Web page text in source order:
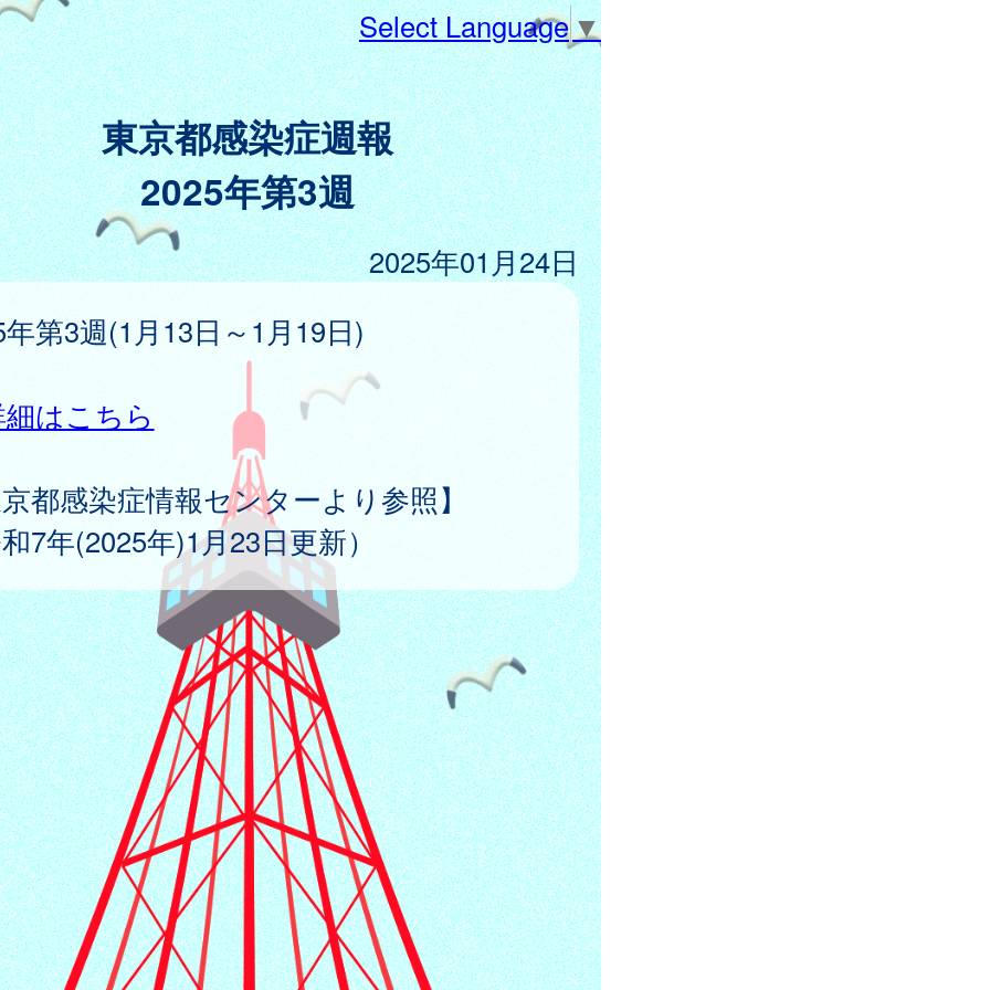
Select Language▼
東京都感染症週報
2025年第3週
2025年01月24日
第3週(1月13日～1月19日)
はこちら
都感染症情報センターより参照】
7年(2025年)1月23日更新）